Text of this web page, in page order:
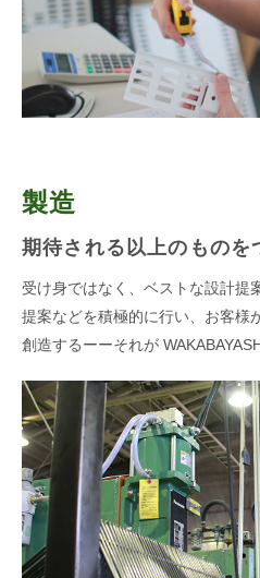
製造
期待される以上のものを
受け身ではなく、ベストな設計提
提案などを積極的に行い、お客様
創造するーーそれが